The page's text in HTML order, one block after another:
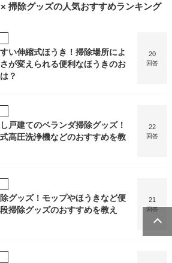
掃除グッズの人気おすすめランキング
い伸縮式ほうき！掃除場所によ
が変えられる便利なほうきのお
？
20
回答
戸建てのベランダ掃除グッズ！
高圧洗浄機などのおすすめを教
22
回答
グッズ！モップやほうきなど便
掃除グッズのおすすめを教え
21
回答